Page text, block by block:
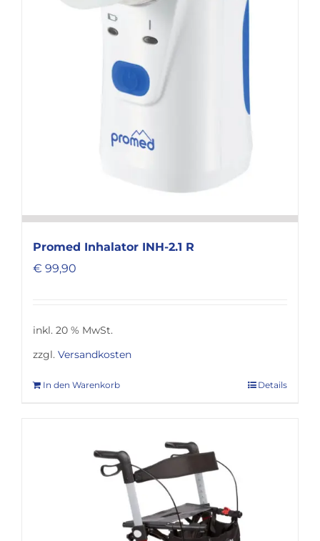
Promed Inhalator INH-2.1 R
€ 99,90
inkl. 20 % MwSt.
zzgl. Versandkosten
In den Warenkorb Details